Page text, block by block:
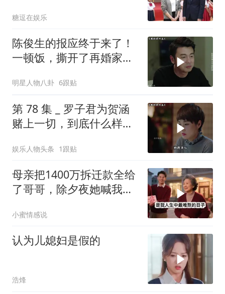
糖逗在娱乐
陈俊生的报应终于来了！
一顿饭，撕开了再婚家庭
明星人物八卦 6跟贴
第 78 集 _ 罗子君为贺涵
赌上一切，到底什么样的
拿自己的前途去冒险
娱乐人物头条 1跟贴
母亲把1400万拆迁款全给
了哥哥，除夕夜她喊我回
了，刚花900万给婆婆换
了套别墅
小蜜情感说
认为儿媳妇是假的
浩烽